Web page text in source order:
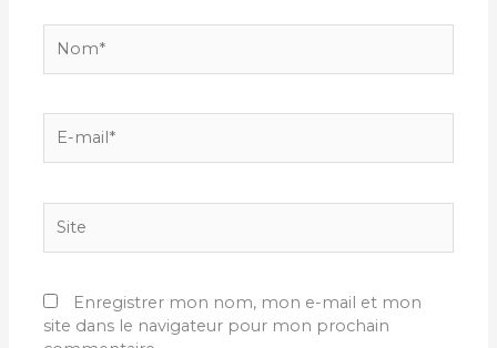
mail*
Enregistrer mon nom, mon e-mail et mon
site dans le navigateur pour mon prochain